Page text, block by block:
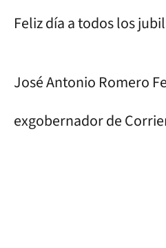
Feliz día a todos los
José Antonio Romero
exgobernador de